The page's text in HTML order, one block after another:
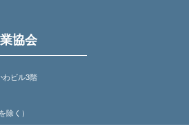
協会
わビル3階
除く）